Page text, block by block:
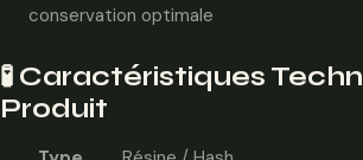
conservation optimale
🧪 Caractéristiques
Produit